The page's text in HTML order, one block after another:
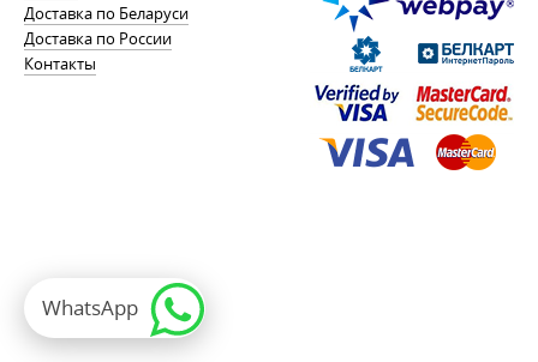
Доставка по Беларуси
Доставка по России
Контакты
WhatsApp